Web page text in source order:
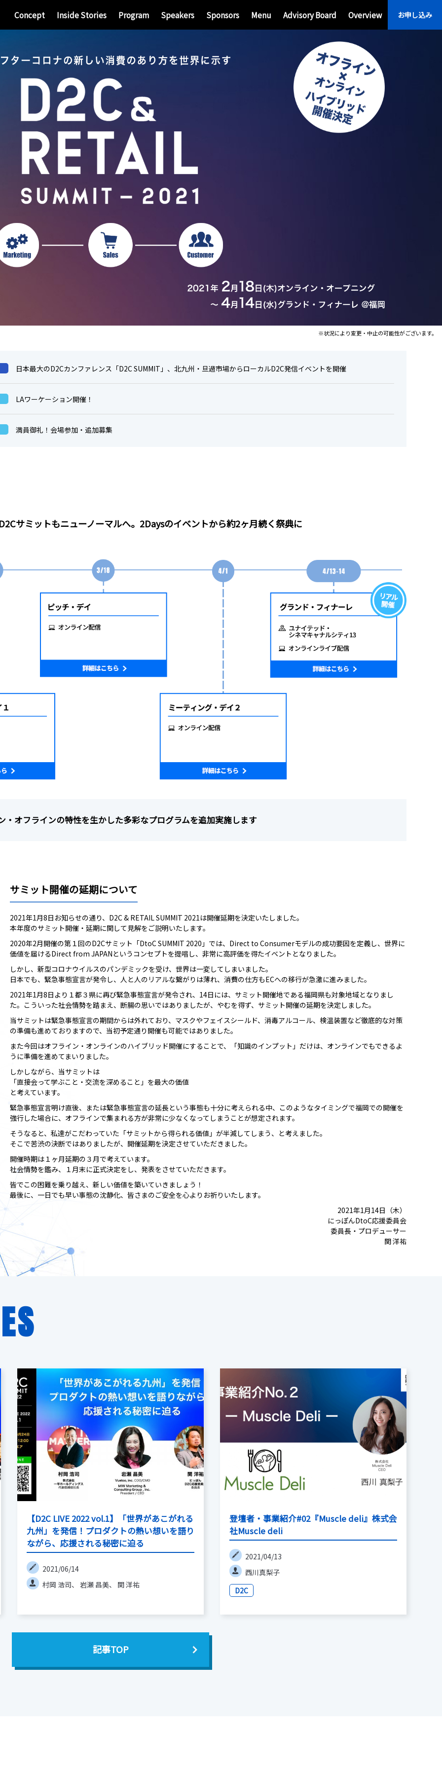
Concept Inside Stories Program
オンライン・オープニング
ミーティング・デイ１
ピッチ・デイ
ミーティング・デイ２
グランド・フィナーレ
Speakers Sponsors Menu Advisory Board Overview お申し込み
※状況により変更・中止の可能性がございます。
日本最大のD2Cカンファレンス「D2C SUMMIT」、北九州・旦過市場からローカルD2C発信イベントを開催
LAワーケーション開催！
満員御礼！会場参加・追加募集
サミットもニューノーマルへ。 2Daysのイベントから約2ヶ月続く祭典に
・オフラインの特性を生かした多彩なプログラムを追加実施します
サミット開催の延期について
2021年1月8日お知らせの通り、D2C & RETAIL SUMMIT 2021は開催延期を決定いたしました。
本年度のサミット開催・延期に関して見解をご説明いたします。
2020年2月開催の第１回のD2Cサミット「DtoC SUMMIT 2020」では、Direct to Consumerモデルの成功要因を定義し、世界に
価値を届けるDirect from JAPANというコンセプトを提唱し、非常に高評価を得たイベントとなりました。
しかし、新型コロナウイルスのパンデミックを受け、世界は一変してしまいました。
日本でも、緊急事態宣言が発令し、人と人のリアルな繋がりは薄れ、消費の仕方もECへの移行が急激に進みました。
2021年1月8日より１都３県に再び緊急事態宣言が発令され、14日には、サミット開催地である福岡県も対象地域となりまし
た。こういった社会情勢を踏まえ、断腸の思いではありましたが、やむを得ず、サミット開催の延期を決定しました。
当サミットは緊急事態宣言の期間からは外れており、マスクやフェイスシールド、消毒アルコール、検温装置など徹底的な対策
の準備も進めておりますので、当初予定通り開催も可能ではありました。
また今回はオフライン・オンラインのハイブリッド開催にすることで、「知識のインプット」だけは、オンラインでもできるよ
うに準備を進めてまいりました。
しかしながら、当サミットは
「直接会って学ぶこと・交流を深めること」を最大の価値
と考えています。
緊急事態宣言明け直後、または緊急事態宣言の延長という事態も十分に考えられる中、このようなタイミングで福岡での開催を
強行した場合に、オフラインで集まれる方が非常に少なくなってしまうことが想定されます。
そうなると、私達がこだわっていた「サミットから得られる価値」が半減してしまう、と考えました。
そこで苦渋の決断ではありましたが、開催延期を決定させていただきました。
開催時期は１ヶ月延期の３月で考えています。
社会情勢を鑑み、１月末に正式決定をし、発表をさせていただきます。
皆でこの困難を乗り越え、新しい価値を築いていきましょう！
最後に、一日でも早い事態の沈静化、皆さまのご安全を心よりお祈りいたします。
2021年1月14日（木）
にっぽんDtoC応援委員会
委員長・プロデューサー
関 洋祐
【D2C LIVE 2022 vol.1】「世界があこがれる
九州」を発信！プロダクトの熱い想いを語り
ながら、応援される秘密に迫る
2021/06/14
村岡 浩司
岩瀬 昌美 関 洋祐
登壇者・事業紹介#02『Muscle deli』株式会
社Muscle deli
2021/04/13
西川真梨子
D2C
記事TOP